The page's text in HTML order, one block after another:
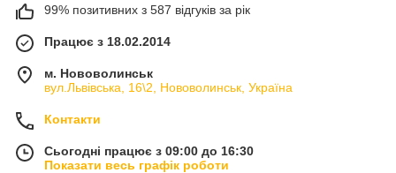
99% позитивних з 587 відгуків за рік
Працює з 18.02.2014
м. Нововолинськ
вул.Львівська, 16\2, Нововолинськ, Україна
Контакти
Сьогодні працює з 09:00 до 16:30
Показати весь графік роботи